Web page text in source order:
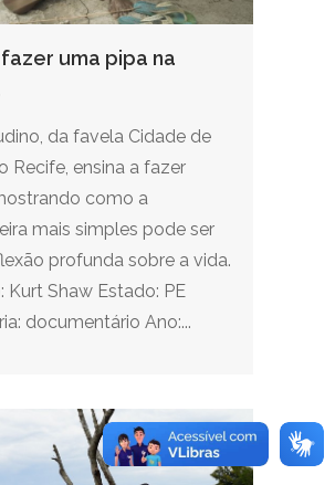
uma pipa na
da favela Cidade de
Recife, ensina a fazer
como a
mais simples pode ser
profunda sobre a vida.
Kurt Shaw Estado: PE
documentário Ano:...